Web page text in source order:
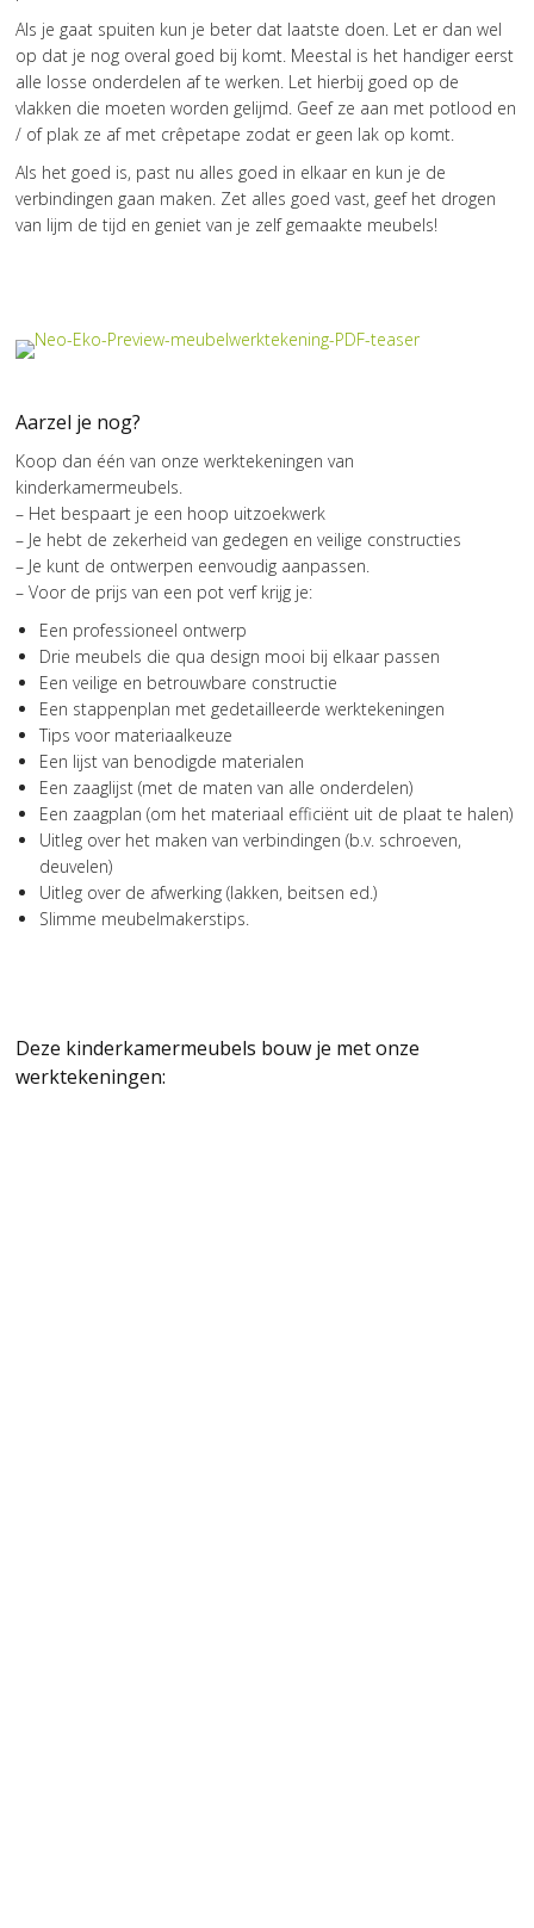
Als je gaat spuiten kun je beter dat laatste doen. Let er dan wel
op dat je nog overal goed bij komt. Meestal is het handiger eerst
alle losse onderdelen af te werken. Let hierbij goed op de
vlakken die moeten worden gelijmd. Geef ze aan met potlood en
/ of plak ze af met crêpetape zodat er geen lak op komt.
Als het goed is, past nu alles goed in elkaar en kun je de
verbindingen gaan maken. Zet alles goed vast, geef het drogen
van lijm de tijd en geniet van je zelf gemaakte meubels!
Aarzel je nog?
Koop dan één van onze werktekeningen van
kinderkamermeubels.
– Het bespaart je een hoop uitzoekwerk
– Je hebt de zekerheid van gedegen en veilige constructies
– Je kunt de ontwerpen eenvoudig aanpassen.
– Voor de prijs van een pot verf krijg je:
Een professioneel ontwerp
Drie meubels die qua design mooi bij elkaar passen
Een veilige en betrouwbare constructie
Een stappenplan met gedetailleerde werktekeningen
Tips voor materiaalkeuze
Een lijst van benodigde materialen
Een zaaglijst (met de maten van alle onderdelen)
Een zaagplan (om het materiaal efficiënt uit de plaat te halen)
Uitleg over het maken van verbindingen (b.v. schroeven,
deuvelen)
Uitleg over de afwerking (lakken, beitsen ed.)
Slimme meubelmakerstips.
Deze kinderkamermeubels bouw je met onze
werktekeningen: